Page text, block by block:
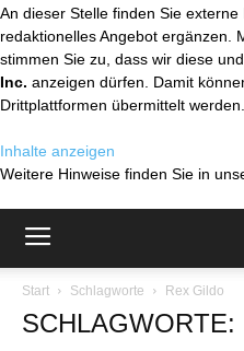
An dieser Stelle finden Sie externe
redaktionelles Angebot ergänzen.
stimmen Sie zu, dass wir diese
Inc. anzeigen dürfen. Damit
Drittplattformen übermittelt werden.
Inhalte anzeigen
Weitere Hinweise finden Sie in
Start Schlagworte Rex Gildo
SCHLAGWORTE: